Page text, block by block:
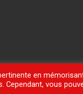
en
Cependant, vous